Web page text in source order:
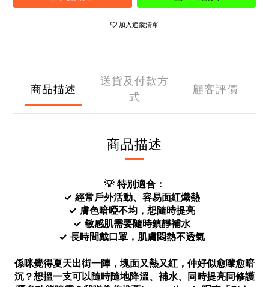
加入追蹤清單
商品描述
送貨及付款方
式
顧客評價
商品描述
💡 特別適合：
✓ 經常戶外活動、容易面紅熾熱
✓ 膚色暗啞不均，想隨時提亮
✓ 敏感肌需要隨時鎮靜補水
✓ 長時間戴口罩，肌膚悶熱不透氣
係咪覺得夏天出街一陣，塊面又熱又紅，仲好似愈嚟愈暗
沉？想搵一支可以隨時隨地降溫、補水、同時提亮同修護